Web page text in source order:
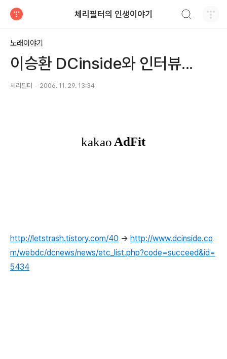
체리필터의 인생이야기
노래이야기
이승환 DCinside와 인터뷰...
체리필터 2006. 11. 29. 13:34
http://letstrash.tistory.com/40 -> http://www.dcinside.co
m/webdc/dcnews/news/etc_list.php?code=succeed&id=
5434